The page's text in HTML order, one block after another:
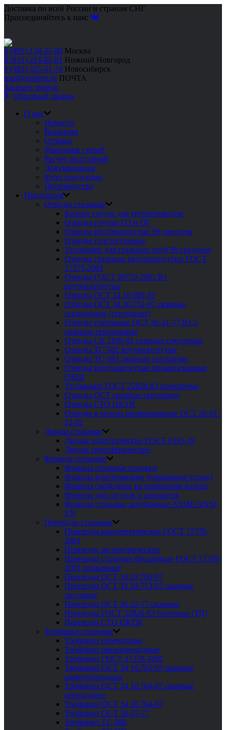
Доставка по всей России и странам СНГ
Присоединяйтесь к нам:
8 (495) 134-31-00 Москва
8 (831) 214-01-01 Нижний Новгород
8 (383) 325-31-74 Новосибирск
mail@rgprom.ru ПОЧТА
Заказать звонок
Обратный звонок
О нас
Новости
Вакансии
Отзывы
Марочник сталей
Расчет расстояний
Документация
Фото продукции
Производство
Продукция
Отводы стальные
Колено гнутое для трубопроводов
Отводы гнутые ГО и ОГ
Отводы крутоизогнутые 90 градусов
Отводы толстостенные
Угольники для стальных труб 90 градусов
Отводы стальные крутоизогнутые ГОСТ
17375-2001
Отводы ГОСТ 30753-2001 R1
крутоизогнутые
Отводы ОСТ 34.10.699-97
Отводы ОСТ 34.10.752-97 сварные
секционные (секторные)
Отводы секторные ОСТ 36-21-77 R1.5
сварные секционные
Отводы СК 2109-92 сварные секторные
Отводы ТС-582 крутоизогнутые
Отводы ТС-583 сварные секторные
Отводы крутоизогнутые штампосварные
ОКШ
Угольники ГОСТ 22820-83 приварные
Отводы ОСТ сварные секторные
Отводы СТО ЦКТИ
Отводы и колена штампованные ОСТ 26-01-
22-82
Днища стальные
Днища эллиптические ГОСТ 6533-78
Днища торосферические
Фланцы стальные
Фланцы стальные плоские
Фланцы воротниковые (приварные встык)
Фланцы свободные на приварном кольце
Фланцы для сосудов и аппаратов
Фланцы стальные зарубежные ASME/ANSI,
EN
Переходы стальные
Переходы концентрические ГОСТ 17378-
2001
Переходы эксцентрические
Переходы стальные бесшовные ГОСТ 17378-
2001 приварные
Переходы ОСТ 34.10.700-97
Переходы ОСТ 34.10-753-97 сварные
листовые
Переходы ОСТ 36-22-77 сварные
Переходы ГОСТ 22826-83 точечные (ТД)
Переходы СТО ЦКТИ
Тройники стальные
Тройники переходные
Тройники равнопроходные
Тройники ГОСТ 17376-2001
Тройники ОСТ 34 10.762-97 сварные
равнопроходные
Тройники ОСТ 34 10.764-97 сварные
переходные
Тройники ОСТ 34 10.764-97
Тройники ОСТ 36-23-77
Тройники ТС-588